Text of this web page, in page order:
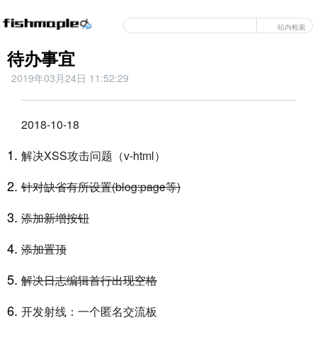
站内检索
待办事宜
2019年03月24日 11:52:29
2018-10-18
解决XSS攻击问题（v-html）
针对缺省有所设置(blog:page等)
添加新增按钮
添加置顶
解决日志编辑首行出现空格
开发射线：一个匿名交流板